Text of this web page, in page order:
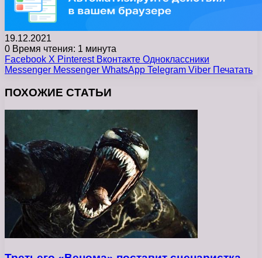
19.12.2021
0 Время чтения: 1 минута
Facebook X Pinterest Вконтакте Одноклассники
Messenger Messenger WhatsApp Telegram Viber Печатать
ПОХОЖИЕ СТАТЬИ